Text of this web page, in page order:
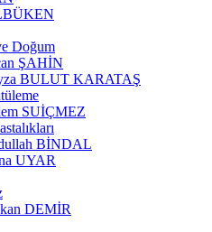
Doğum
ŞAHİN
BULUT KARATAŞ
SUİÇMEZ
BİNDAL
UYAR
DEMİR